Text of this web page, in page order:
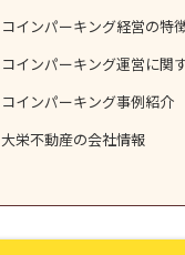
コインパーキング経営の特
コインパーキング運営に関
コインパーキング事例紹介
大栄不動産の会社情報